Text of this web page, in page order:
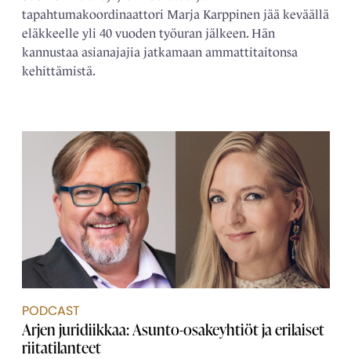
tapahtumakoordinaattori Marja Karppinen jää keväällä
eläkkeelle yli 40 vuoden työuran jälkeen. Hän
kannustaa asianajajia jatkamaan ammattitaitonsa
kehittämistä.
PODCAST
Arjen juridiikkaa: Asunto-osakeyhtiöt ja erilaiset
riitatilanteet